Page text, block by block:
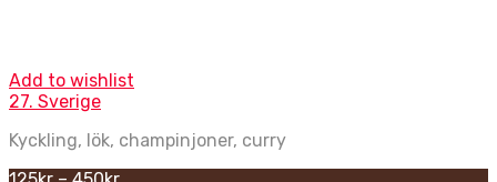
Add to wishlist
27. Sverige
Kyckling, lök, champinjoner, curry